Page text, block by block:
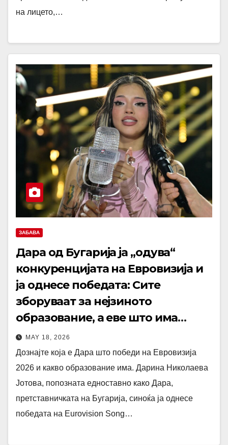
на лицето,…
ЗАБАВА
Дара од Бугарија ја „одува“
конкуренцијата на Евровизија и
ја однесе победата: Сите
зборуваат за нејзиното
образование, а еве што има
завршено
MAY 18, 2026
Дознајте која е Дара што победи на Евровизија
2026 и какво образование има. Дарина Николаева
Јотова, попозната едноставно како Дара,
претставничката на Бугарија, синоќа ја однесе
победата на Eurovision Song…